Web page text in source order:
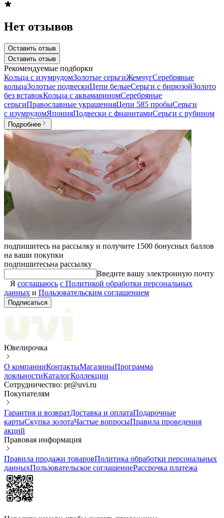
Нет отзывов
Оставить отзыв
Оставить отзыв
Рекомендуемые подборки
Кольца с изумрудомЗолотые серьгиЖемчугСеребряные
кольцаЗолотые подвескиЦепи белыеСерьги с бирюзойЗолото
без вставокКольца с аквамариномСеребряные
серьгиПравославные украшенияЦепи 585 пробыСерьги
с изумрудомЯпонияПодвески с фианитамиСерьги с рубином
Подробнее
подпишитесь на рассылку и получите 1500 бонусных баллов
на ваши покупки
подпишитесьна рассылку
Введите вашу электронную почту
Я соглашаюсь с Политикой обработки персональных
данных и Пользовательским соглашением
Подписаться
Ювелирочка
О компанииКонтактыМагазиныПрограмма
лояльностиКаталогКоллекции
Сотрудничество: pr@uvi.ru
Покупателям
Гарантия и возвратДоставка и оплатаПодарочные
картыСкупка золотаЧастые вопросыПравила проведения
акций
Правовая информация
Правила продажи товаровПолитика обработки персональных
данныхПользовательское соглашениеРассрочка платежа